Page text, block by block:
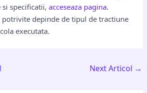
si specificatii,acceseaza pagina.
depinde de tipul de tractiune
executata.
Next Articol →